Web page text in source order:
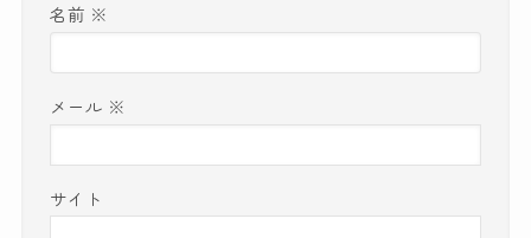
名前 ※
メール ※
サイト